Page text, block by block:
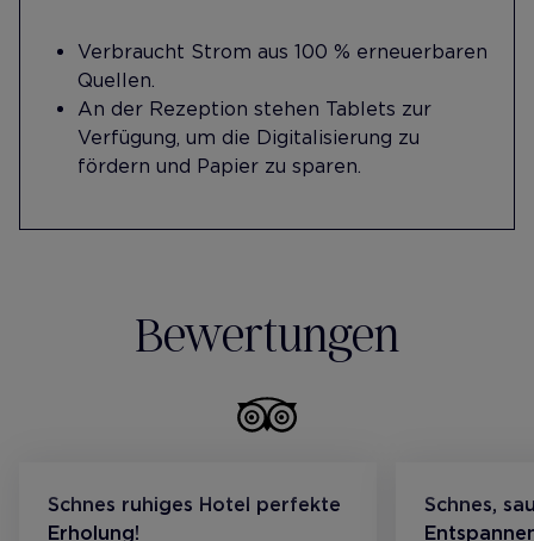
Verbraucht Strom aus 100 % erneuerbaren
Quellen.
An der Rezeption stehen Tablets zur
Verfügung, um die Digitalisierung zu
fördern und Papier zu sparen.
Bewertungen
Schnes ruhiges Hotel perfekte
Erholung!
Schnes,